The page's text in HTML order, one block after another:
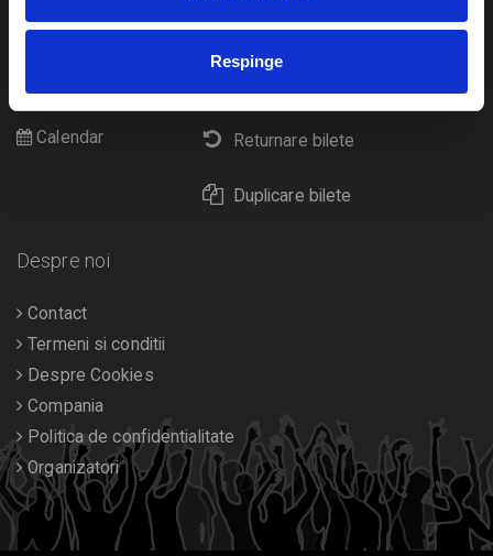
Respinge
eBilet printat acasa
Returnare bilete
Duplicare bilete
Pentru copii
Diverse
Calendar
Despre noi
Contact
Termeni si conditii
Despre Cookies
Compania
Politica de confidentialitate
Organizatori